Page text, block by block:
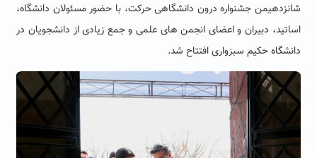
شانزدهیمن جشنواره درون دانشگاهی حرکت، با حضور مسئولان دانشگاه،
اساتید، دبیران و اعضای انجمن های علمی و جمع زیادی از دانشجویان در
دانشگاه حکیم سبزواری افتتاح شد.